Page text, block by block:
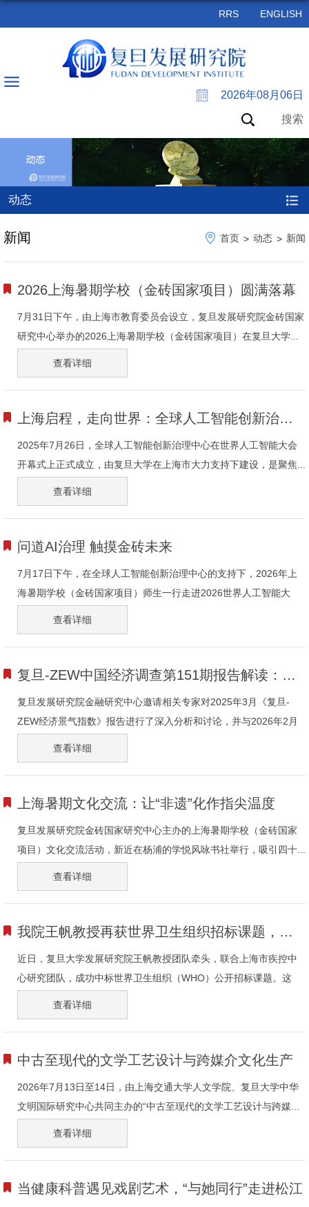
RRS ENGLISH
2026年08月06日
搜索
动态
新闻 首页 > 动态 > 新闻
2026上海暑期学校（金砖国家项目）圆满落幕
7月31日下午，由上海市教育委员会设立，复旦发展研究院金砖国家
研究中心举办的2026上海暑期学校（金砖国家项目）在复旦大学...
查看详细
上海启程，走向世界：全球人工智能创新治理中心一周年成果回顾
2025年7月26日，全球人工智能创新治理中心在世界人工智能大会
开幕式上正式成立，由复旦大学在上海市大力支持下建设，是聚焦...
查看详细
问道AI治理 触摸金砖未来
7月17日下午，在全球人工智能创新治理中心的支持下，2026年上
海暑期学校（金砖国家项目）师生一行走进2026世界人工智能大
查看详细
复旦-ZEW中国经济调查第151期报告解读：宏观向好显韧性，市场分化藏机遇
复旦发展研究院金融研究中心邀请相关专家对2025年3月《复旦-
ZEW经济景气指数》报告进行了深入分析和讨论，并与2026年2月
查看详细
上海暑期文化交流：让“非遗”化作指尖温度
复旦发展研究院金砖国家研究中心主办的上海暑期学校（金砖国家
项目）文化交流活动，新近在杨浦的学悦风咏书社举行，吸引四十...
查看详细
我院王帆教授再获世界卫生组织招标课题，聚焦慢病基层管理研究
近日，复旦大学发展研究院王帆教授团队牵头，联合上海市疾控中
心研究团队，成功中标世界卫生组织（WHO）公开招标课题。这
查看详细
中古至现代的文学工艺设计与跨媒介文化生产
2026年7月13日至14日，由上海交通大学人文学院、复旦大学中华
文明国际研究中心共同主办的“中古至现代的文学工艺设计与跨媒...
查看详细
当健康科普遇见戏剧艺术，“与她同行”走进松江